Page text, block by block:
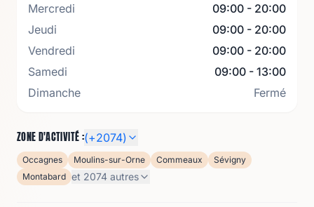
Mercredi
09:00 - 20:00
Jeudi
09:00 - 20:00
Vendredi
09:00 - 20:00
Samedi
09:00 - 13:00
Dimanche
Fermé
ZONE D'ACTIVITÉ :(+2074)
Occagnes Moulins-sur-Orne Commeaux
Sévigny
Montabard et 2074 autres